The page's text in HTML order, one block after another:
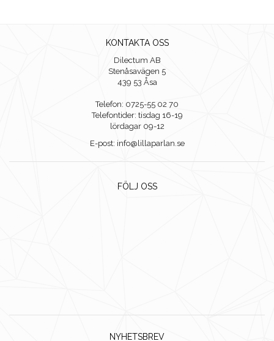
KONTAKTA OSS
Dilectum AB
Stenåsavägen 5
439 53 Åsa
Telefon: 0725-55 02 70
Telefontider: tisdag 16-19
lördagar 09-12
E-post: info@lillaparlan.se
FÖLJ OSS
NYHETSBREV